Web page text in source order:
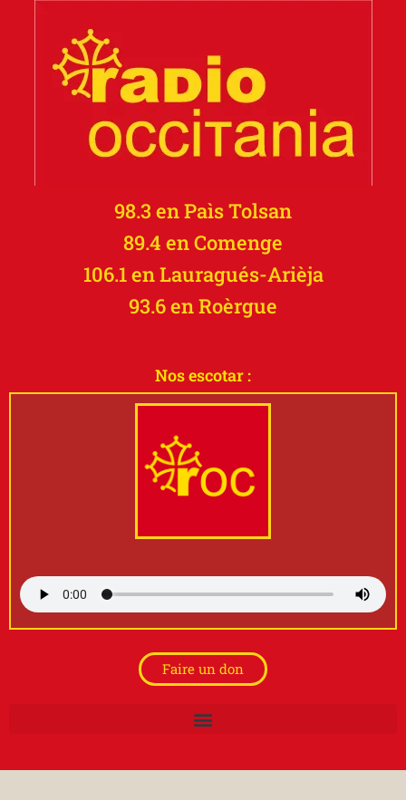
98.3 en Paìs Tolsan
89.4 en Comenge
106.1 en Lauragués-Arièja
93.6 en Roèrgue
Nos escotar :
Faire un don